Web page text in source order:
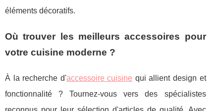
éléments décoratifs.
Où trouver les meilleurs accessoires pour
votre cuisine moderne ?
À la recherche d'accessoire cuisine qui allient design et
fonctionnalité ? Tournez-vous vers des spécialistes